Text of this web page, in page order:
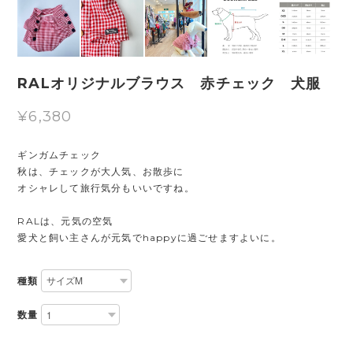
RALオリジナルブラウス 赤チェック 犬服
¥6,380
ギンガムチェック
秋は、チェックが大人気、お散歩に
オシャレして旅行気分もいいですね。
RALは、元気の空気
愛犬と飼い主さんが元気でhappyに過ごせますよいに。
種類
数量